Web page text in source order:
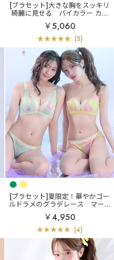
[ブラセット]大きな胸をスッキリ
綺麗に見せる
バイカラー カシ
ュクールレース脇高ブラ(R) ブラ
ジャー&ショーツ (FGHカップ)
￥5,060
(5)
[ブラセット]夏限定！華やかゴー
ルドラメのグラデレース
マーメ
イド グラデ カシュクールレース
脇高ブラ(R) ブラジャー&ショー
ツ
￥4,950
(4)